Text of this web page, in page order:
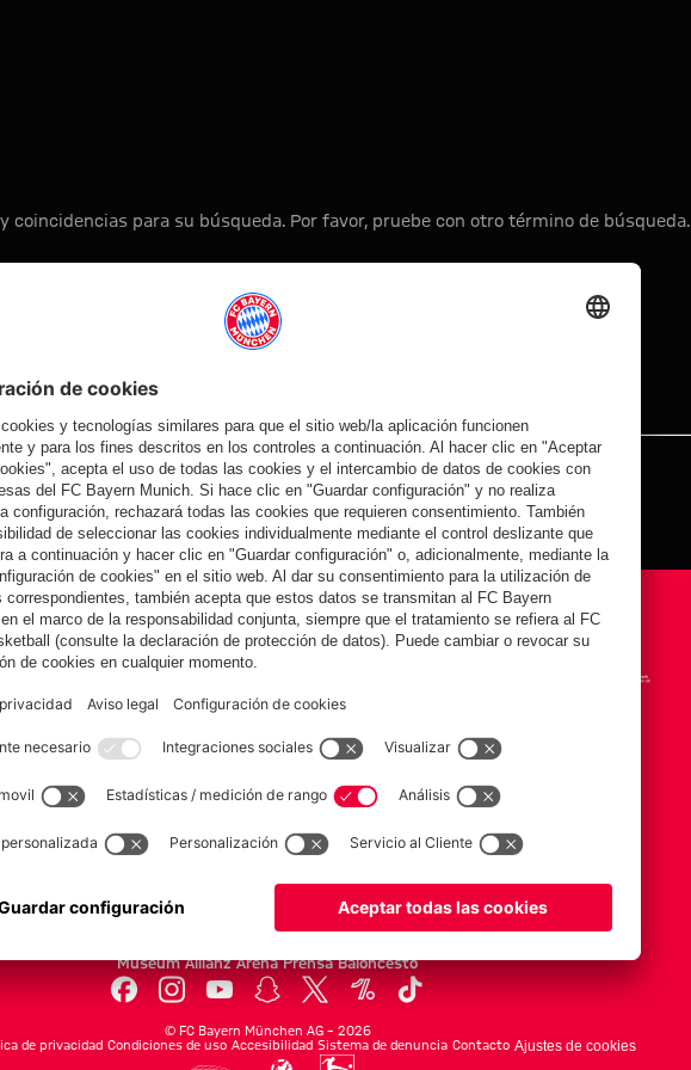
coincidencias para su búsqueda. Por favor, pruebe con otro término de búsqueda.
Colaborador
Moda
Nuevo
Museum Allianz Arena Prensa Baloncesto
© FC Bayern München AG – 2026
de privacidad Condiciones de uso Accesibilidad Sistema de denuncia Contacto Ajustes de cookies